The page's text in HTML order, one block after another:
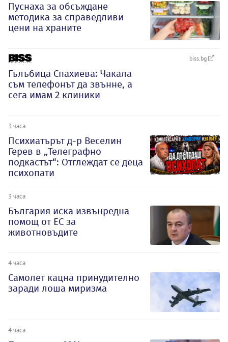
Пуснаха за обсъждане
методика за справедливи
цени на храните
biss.bg
Гълъбица Спахиева: Чакала
съм телефонът да звънне, а
сега имам 2 клиники
3 часа
Психиатърът д-р Веселин
Герев в „Телеграфно
подкастът“: Отглеждат се деца
психопати
3 часа
България иска извънредна
помощ от ЕС за
животновъдите
4 часа
Самолет кацна принудително
заради лоша миризма
4 часа